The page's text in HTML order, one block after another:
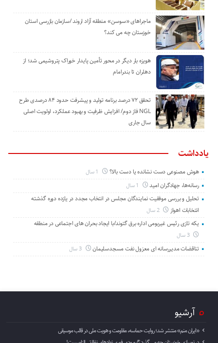
ماجراهای «سوسن» منطقه آزاد اروند /سازمان بازرسی استان
خوزستان چه می کند؟
هویزه بار دیگر در محور تأمین پایدار خوراک پتروشیمی شد؛ از
دهلران تا بندرامام
تحقق ۷۲ درصد برنامه تولید و پیشرفت حدود ۸۴ درصدی طرح
NGL فاز دوم/ افزایش ظرفیت و بهبود عملکرد، اولویت اصلی
سال جاری
یادداشت
هوش مصنوعی دست نشانده یا دست بالا؟
رسانه‌ها، جهادگران امید
تحلیل و بررسی موفقیت نمایندگان مجلس در انتخاب مجدد در یازده دوره گذشته
انتخابات اهواز
2 سال
یکه تازی رئیس غیربومی اداره برق گتوند/با ایجاد بحران های اجتماعی در منطقه
3 سال
تناقضات مدیررسانه ای معزول نفت مسجدسلیمان 3 سال
آرشیو
«ایران منم» منتشر شد؛ روایت حماسه، مقاومت و هویت ملی در قالب موسیقی